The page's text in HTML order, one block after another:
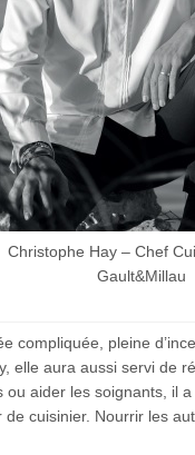
Christophe Hay – Chef
Gault&Millau
compliquée, pleine
elle aura aussi servi de
aider les soignants, il
cuisinier. Nourrir les